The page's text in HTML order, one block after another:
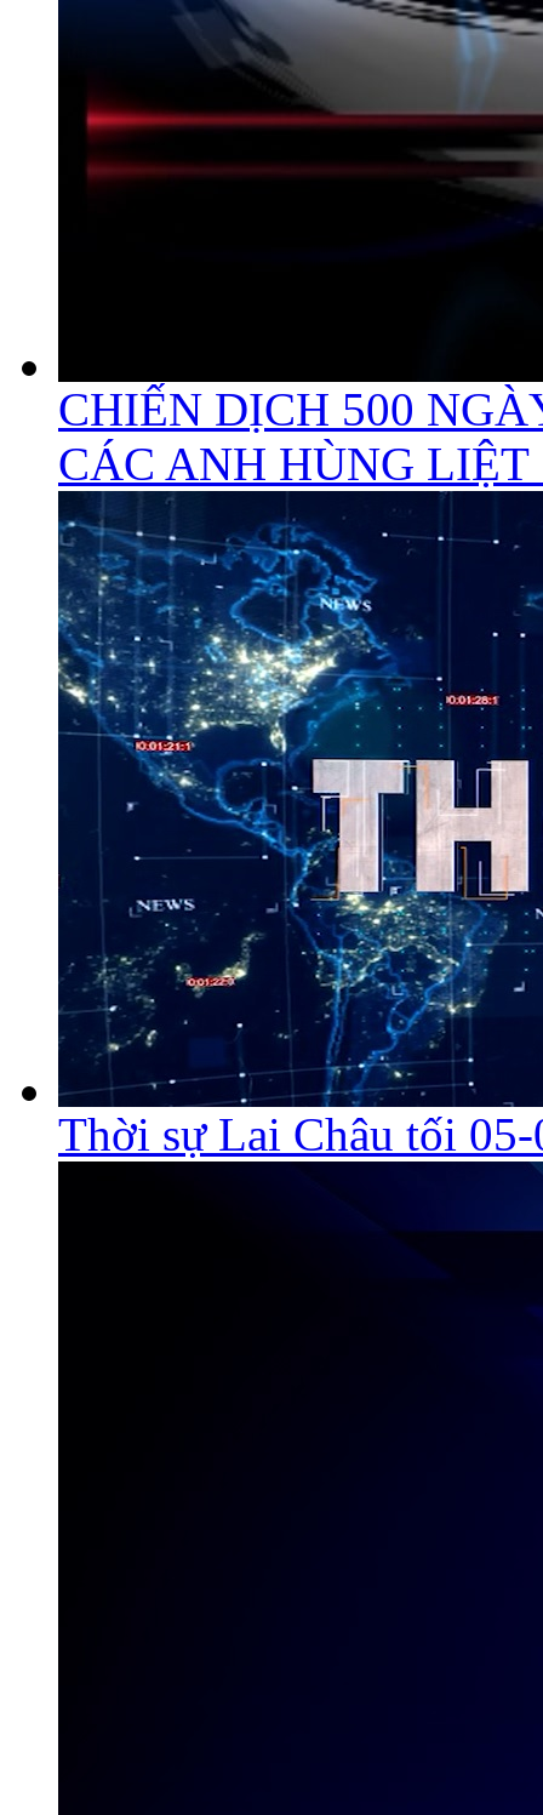
CHIẾN DỊCH 500
CÁC ANH HÙNG LIỆT
Thời sự Lai Châu tối